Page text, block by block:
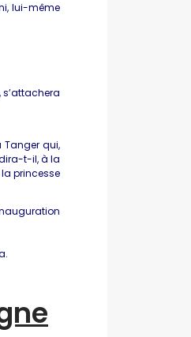
lui-même
Tanger qui,
t-il, à la
princesse